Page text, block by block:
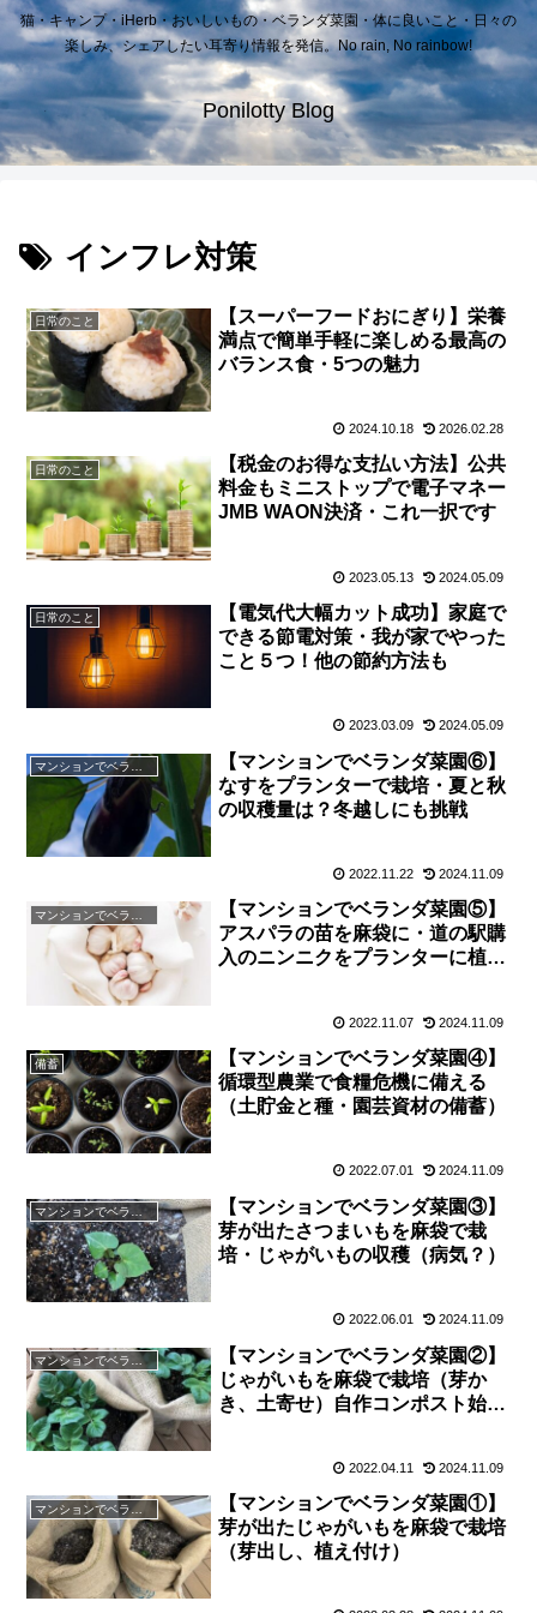
猫・キャンプ・iHerb・おいしいもの・ベランダ菜園・体に良いこと・日々の
楽しみ、シェアしたい耳寄り情報を発信。No rain, No rainbow!
Ponilotty Blog
インフレ対策
日常のこと
【スーパーフードおにぎり】栄養
満点で簡単手軽に楽しめる最高の
バランス食・5つの魅力
2024.10.18 2026.02.28
日常のこと
【税金のお得な支払い方法】公共
料金もミニストップで電子マネー
JMB WAON決済・これ一択です
2023.05.13 2024.05.09
日常のこと
【電気代大幅カット成功】家庭で
できる節電対策・我が家でやった
こと５つ！他の節約方法も
2023.03.09 2024.05.09
【マンションでベランダ菜園⑥】
なすをプランターで栽培・夏と秋
の収穫量は？冬越しにも挑戦
2022.11.22 2024.11.09
【マンションでベランダ菜園⑤】
アスパラの苗を麻袋に・道の駅購
入のニンニクをプランターに植え
2022.11.07 2024.11.09
備蓄
【マンションでベランダ菜園④】
循環型農業で食糧危機に備える
（土貯金と種・園芸資材の備蓄）
2022.07.01 2024.11.09
マンションでベランダ菜園
【マンションでベランダ菜園③】
芽が出たさつまいもを麻袋で栽
培・じゃがいもの収穫（病気？）
2022.06.01 2024.11.09
マンションでベランダ菜園
【マンションでベランダ菜園②】
じゃがいもを麻袋で栽培（芽か
き、土寄せ）自作コンポスト始め
2022.04.11 2024.11.09
マンションでベランダ菜園
【マンションでベランダ菜園①】
芽が出たじゃがいもを麻袋で栽培
（芽出し、植え付け）